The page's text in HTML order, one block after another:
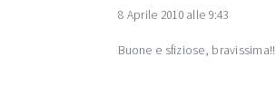
8 Aprile 2010 alle 9:43
Buone e sfiziose, bravissima!!